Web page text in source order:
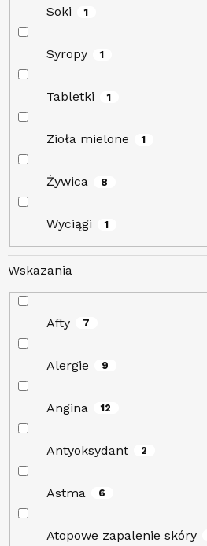
Soki 1
Syropy 1
Tabletki 1
Zioła mielone 1
Żywica 8
Wyciągi 1
Wskazania
Afty 7
Alergie 9
Angina 12
Antyoksydant 2
Astma 6
Atopowe zapalenie skóry